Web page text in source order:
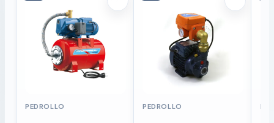
PEDROLLO PEDROLLO